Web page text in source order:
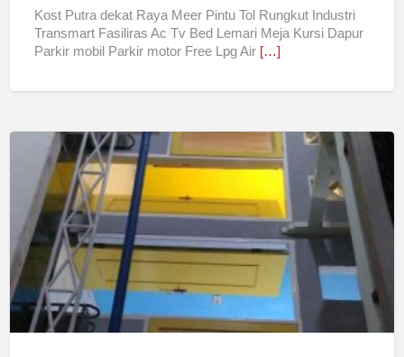
Kost Putra dekat Raya Meer Pintu Tol Rungkut Industri
Transmart Fasiliras Ac Tv Bed Lemari Meja Kursi Dapur
Parkir mobil Parkir motor Free Lpg Air […]
TheKost
Rungkut